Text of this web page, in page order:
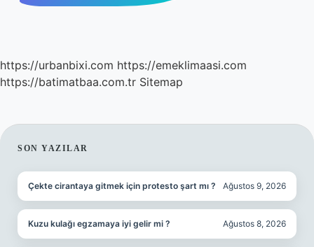
https://urbanbixi.com https://emeklimaasi.com
https://batimatbaa.com.tr Sitemap
SIDEBAR
SON YAZILAR
Çekte cirantaya gitmek için protesto şart mı ? Ağustos 9, 2026
Kuzu kulağı egzamaya iyi gelir mi ? Ağustos 8, 2026